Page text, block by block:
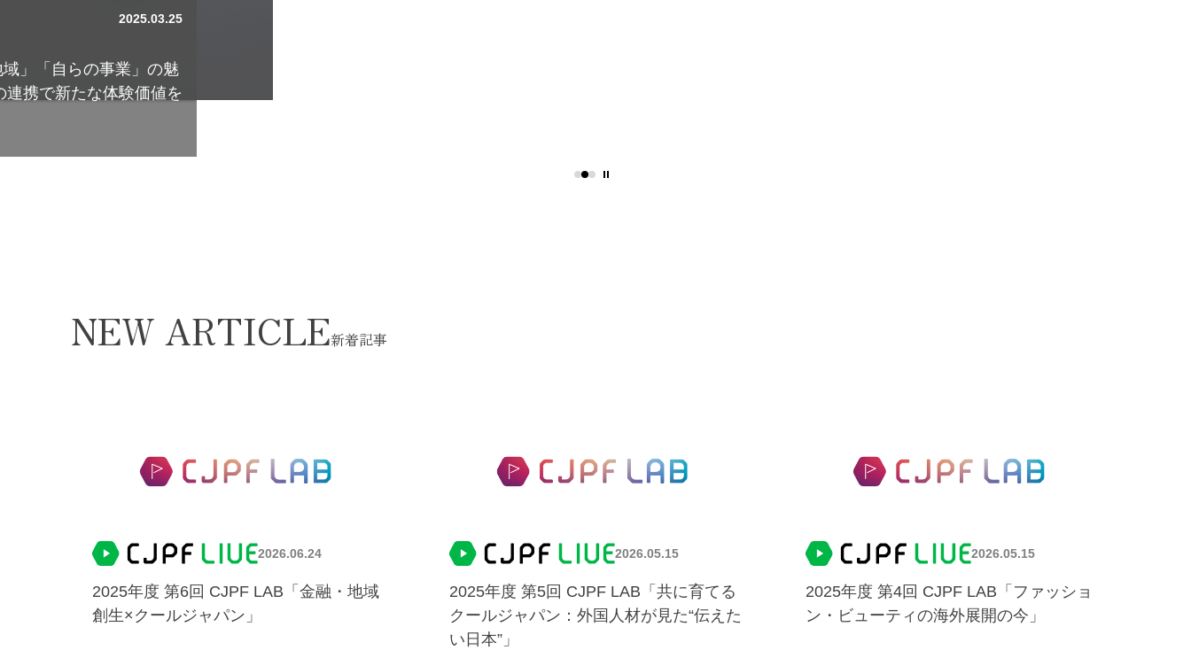
NEW ARTICLE新着記事
2026.06.24
2025年度 第6回 CJPF LAB「金融・地域
創生×クールジャパン」
2026.05.15
2025年度 第5回 CJPF LAB「共に育てる
クールジャパン：外国人材が見た“伝えた
い日本”」
2026.05.15
2025年度 第4回 CJPF LAB「ファッショ
ン・ビューティの海外展開の今」